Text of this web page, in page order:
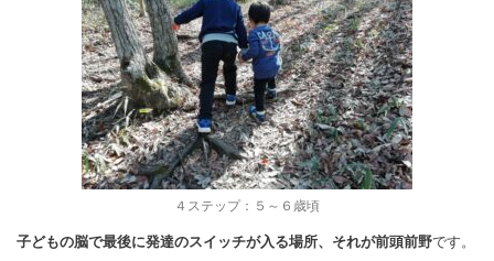
４ステップ：５～６歳頃
子どもの脳で最後に発達のスイッチが入る場所、それが前頭前野です。